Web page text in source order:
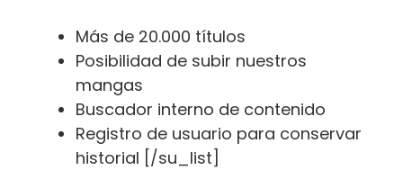
Más de 20.000 títulos
Posibilidad de subir nuestros
mangas
Buscador interno de contenido
Registro de usuario para conservar
historial [/su_list]